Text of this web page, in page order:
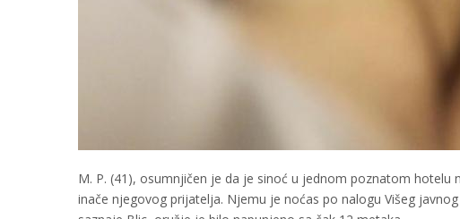
M. P. (41), osumnjičen je da je sinoć u jednom poznatom
inače njegovog prijatelja. Njemu je noćas po nalogu Višeg